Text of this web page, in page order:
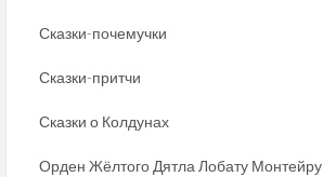
Сказки-почемучки
Сказки-притчи
Сказки о Колдунах
Орден Жёлтого Дятла Лобату Монтейру